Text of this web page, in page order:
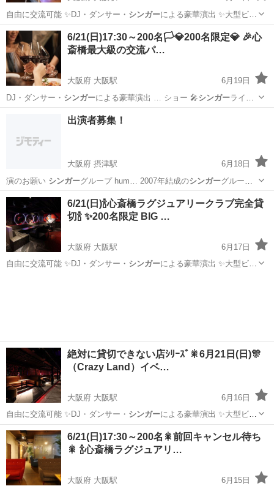
自由に交流可能 ✨DJ・ダンサー・ シンガーによる豪華演出 ✨大型ビジ
ョン・照…
大阪 大阪市 大阪駅
6/21(日)17:30～200名🏳️💎200名限定💎 🎉心
斎橋最大級の交流パ…
大阪府 大阪駅
6月19日
DJ・ダンサー・ シンガー による豪華演出 … ショー 🎤シンガーライブ
🎲…
大阪駅
出演者募集！
大阪府 摂津駅
6月18日
演のお願い シンガーグループ hum… 2007年結成のシンガーグループ
で 現在… 総勢約300名のシンガーグループhuma…
大阪 摂津市 摂津駅 コンサート/ショー チャリティー
6/21(日)🍾心斎橋ラグジュアリークラブ完全貸
切🍾 ✨200名限定 BIG …
大阪府 大阪駅
6月17日
自由に交流可能 ✨DJ・ダンサー・ シンガーによる豪華演出 ✨大型ビジ
絶対に貸切できない店ｼﾘｰｽﾞ🎇6月21日(日)🎊
（Crazy Land）イベ…
大阪府 大阪駅
6月16日
自由に交流可能 ✨DJ・ダンサー・ シンガーによる豪華演出 ✨大型ビジ
ョン・照…
大阪 大阪市 大阪駅 パーティー 阪急グランドビル
6/21(日)17:30～200名🎇前回キャンセル待ち
🎇 🍾心斎橋ラグジュアリ…
大阪府 大阪駅
6月15日